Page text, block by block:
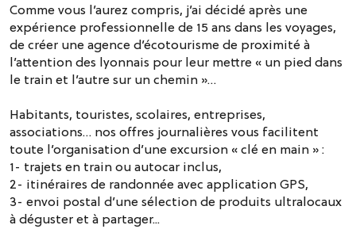
Comme vous l’aurez compris, j’ai décidé après une
expérience professionnelle de 15 ans dans les voyages,
de créer une agence d’écotourisme de proximité à
l’attention des lyonnais pour leur mettre « un pied dans
le train et l’autre sur un chemin »…
Habitants, touristes, scolaires, entreprises,
associations… nos offres journalières vous facilitent
toute l’organisation d’une excursion « clé en main » :
1- trajets en train ou autocar inclus,
2- itinéraires de randonnée avec application GPS,
3- envoi postal d’une sélection de produits ultralocaux
à déguster et à partager...